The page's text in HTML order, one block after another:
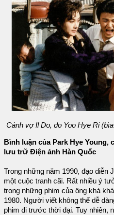
Cảnh vợ Il Do, do Yoo Hye Ri
Bình luận của Park Hye Young,
lưu trữ Điện ảnh Hàn Quốc
Trong những năm 1990, đạo diễn
một cuộc tranh cãi. Rất nhiều ý
trong những phim của ông khá
1980. Người viết không thể dễ
phim đi trước thời đại. Tuy nhiên,